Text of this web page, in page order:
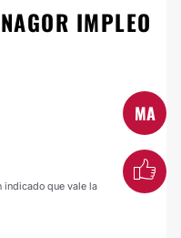
IMPLEO
MA
indicado que vale la